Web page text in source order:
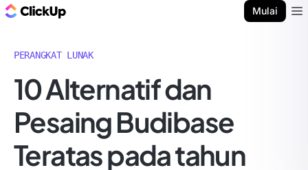
Mulai
PERANGKAT LUNAK
10 Alternatif dan
Pesaing Budibase
Teratas pada tahun